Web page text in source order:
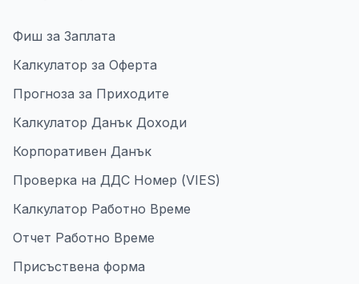
Фиш за Заплата
Калкулатор за Оферта
Прогноза за Приходите
Калкулатор Данък Доходи
Корпоративен Данък
Проверка на ДДС Номер (VIES)
Калкулатор Работно Време
Отчет Работно Време
Присъствена форма